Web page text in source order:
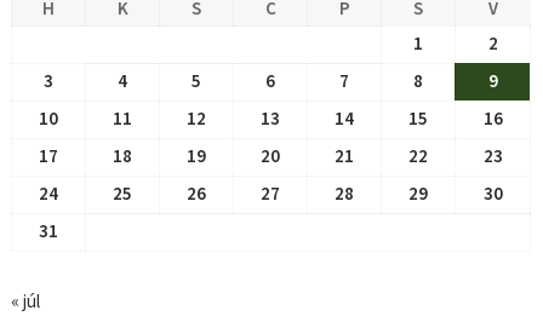
H K S C P S
V
1
2
3
4 5 6 7 8
9
10
11 12 13 14 15
16
17
18 19 20 21 22
23
24
25 26 27 28 29
30
31
« júl